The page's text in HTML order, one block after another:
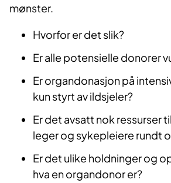
mønster.
Hvorfor er det slik?
Er alle potensielle donorer
Er organdonasjon på
kun styrt av ildsjeler?
Er det avsatt nok ressurser
leger og sykepleiere rundt
Er det ulike holdninger og
hva en organdonor er?